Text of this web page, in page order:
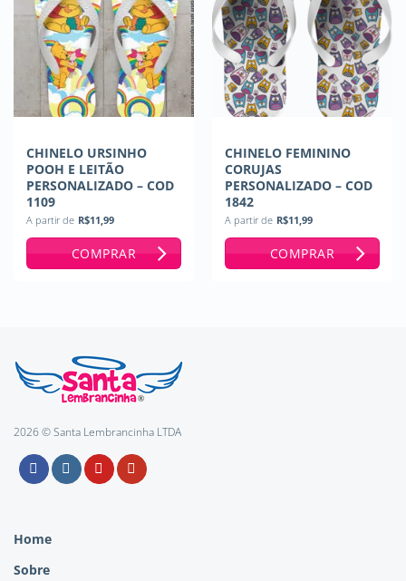
CHINELO URSINHO
POOH E LEITÃO
PERSONALIZADO – COD
1109
A partir de R$11,99
COMPRAR
CHINELO FEMININO
CORUJAS
PERSONALIZADO – COD
1842
A partir de R$11,99
COMPRAR
2026 © Santa Lembrancinha LTDA
Home
Sobre